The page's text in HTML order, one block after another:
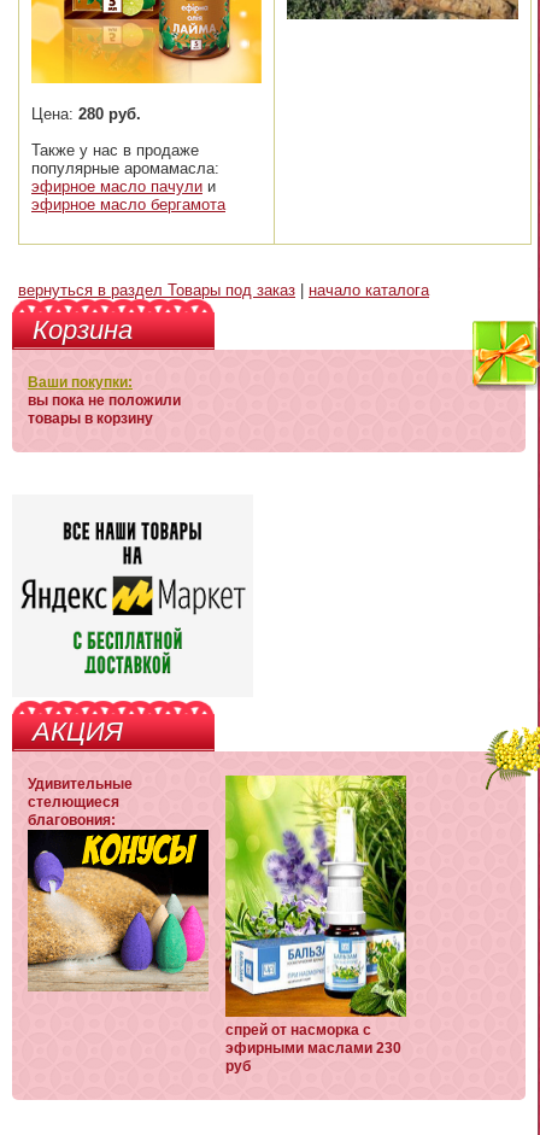
Цена: 280 руб.
Также у нас в продаже
популярные аромамасла:
эфирное масло пачули и
эфирное масло бергамота
вернуться в раздел Товары под заказ начало каталога
Корзина
Ваши покупки:
вы пока не положили
товары в корзину
АКЦИЯ
Удивительные
стелющиеся
благовония:
спрей от насморка с
эфирными маслами 230
руб